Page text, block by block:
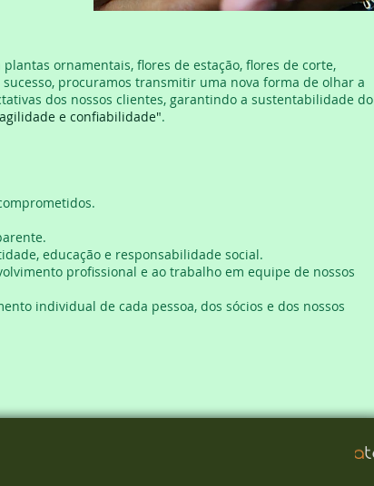
ornamentais, flores de estação, flores de corte,
procuramos transmitir uma nova forma de olhar a
dos nossos clientes, garantindo a sustentabilidade do
e confiabilidade".​
educação e responsabilidade social.
profissional e ao trabalho em equipe de nossos
individual de cada pessoa, dos sócios e dos nossos